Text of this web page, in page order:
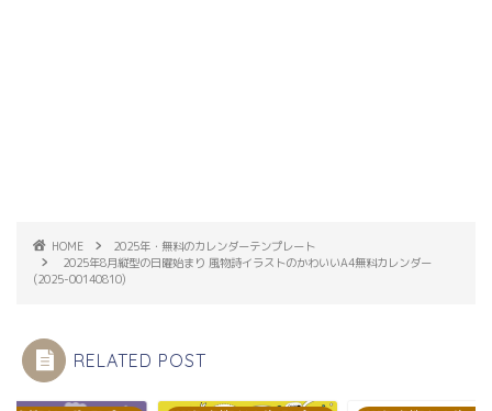
HOME
2025年・無料のカレンダーテンプレート
2025年8月縦型の日曜始まり 風物詩イラストのかわいいA4無料カレンダー
(2025-00140810)
RELATED POST